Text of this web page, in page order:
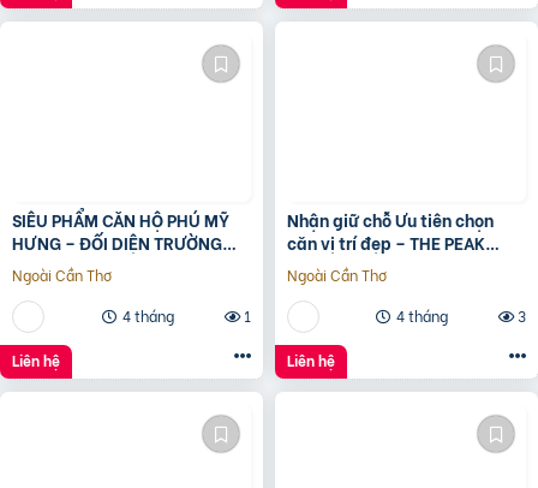
SIÊU PHẨM CĂN HỘ PHÚ MỸ
HƯNG – ĐỐI DIỆN TRƯỜNG
ĐINH THIỆN LÝ – DT 95M2 –
GIÁ 9. x TỶ.
Ngoài Cần Thơ
4 tháng
1
Liên hệ
Nhận giữ chỗ Ưu tiên chọn
căn vị trí đẹp – THE PEAK
GARDEN của Hưng Lộc Phát
Ngoài Cần Thơ
4 tháng
3
Liên hệ